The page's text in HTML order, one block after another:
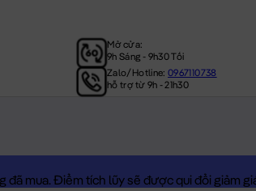
Mở cửa:
9h Sáng - 9h30 Tối
Zalo/Hotline:0967110738
hỗ trợ từ 9h - 21h30
mua. Điểm tích lũy sẽ được qui đổi giảm